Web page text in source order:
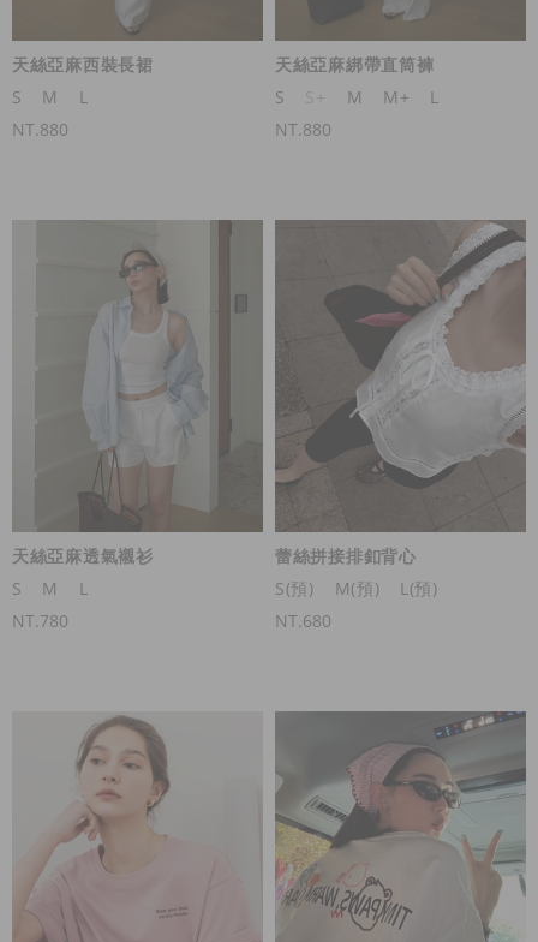
天絲亞麻西裝長裙
S
M
L
NT.880
天絲亞麻綁帶直筒褲
S
M M+
L
NT.880
天絲亞麻透氣襯衫
S
M
L
NT.780
蕾絲拼接排釦背心
S(預)
M(預)
L(預)
NT.680